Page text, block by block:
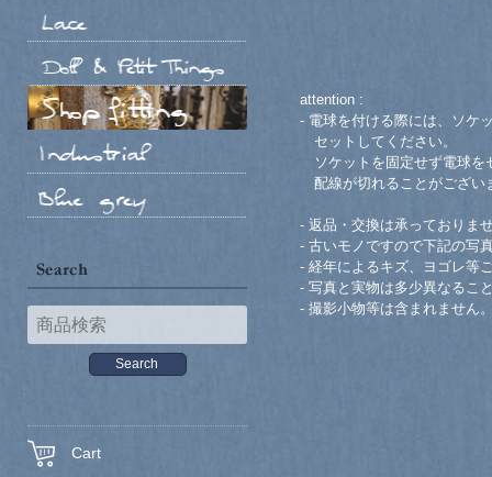
Cart
attention :
- 電球を付ける際には、ソケ
セットしてください。
ソケットを固定せず電球を
配線が切れることがござい
- 返品・交換は承っておりま
- 古いモノですので下記の写
- 経年によるキズ、ヨゴレ等
- 写真と実物は多少異なるこ
- 撮影小物等は含まれません